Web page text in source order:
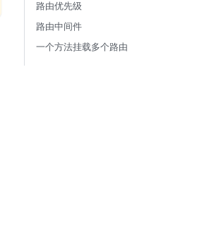
路由优先级
路由中间件
一个方法挂载多个路由